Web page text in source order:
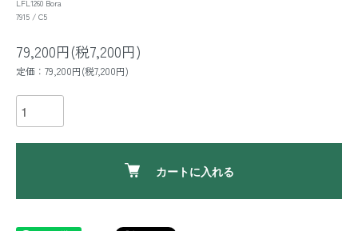
LFL1260 Bora
7915 / C5
79,200円(税7,200円)
定価：79,200円(税7,200円)
カートに入れる